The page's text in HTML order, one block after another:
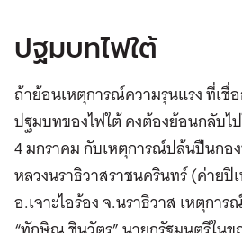
ปฐมบทไฟใต้
ถ้าย้อนเหตุการณ์ความรุนแรง ที่เชื่
ปฐมบทของไฟใต้ คงต้องย้อนกลับไ
4 มกราคม กับเหตุการณ์ปล้นปืนก
หลวงนราธิวาสราชนครินทร์ (ค่ายปิ
อ.เจาะไอร้อง จ.นราธิวาส เหตุกา